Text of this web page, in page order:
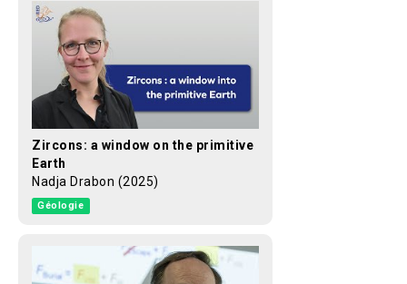
Zircons: a window on the primitive
Earth
Nadja Drabon (2025)
Géologie